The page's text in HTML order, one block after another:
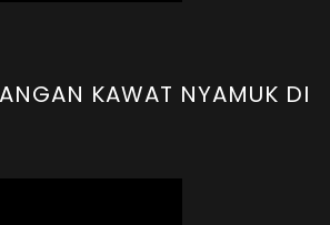
KAWAT NYAMUK DI